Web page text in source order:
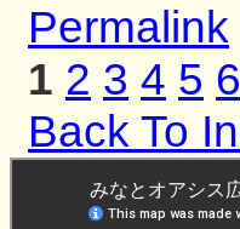
Permalink
1 2 3 4 5 6
Back To